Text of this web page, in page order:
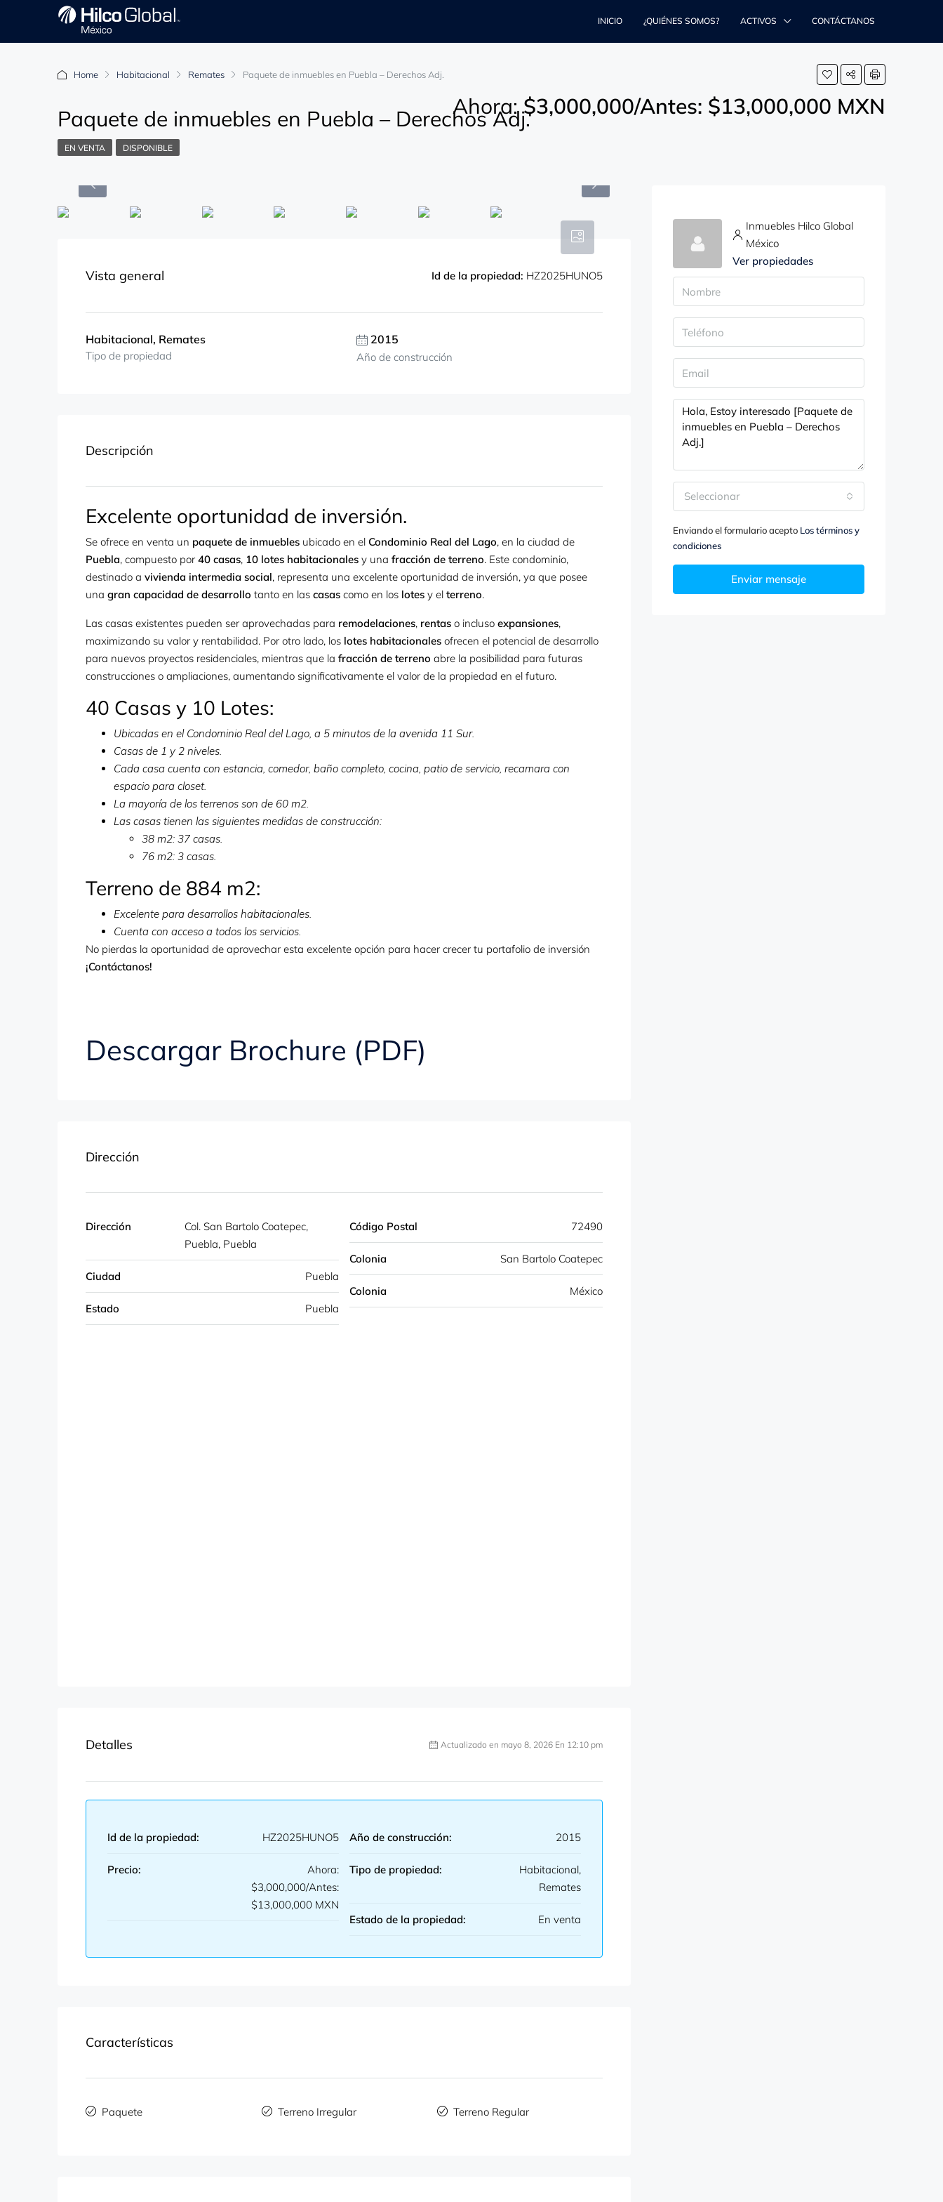
INICIO ¿QUIÉNES SOMOS? ACTIVOS CONTÁCTANOS
Home Habitacional Remates Paquete de inmuebles en Puebla – Derechos Adj.
Paquete de inmuebles en Puebla – Derechos Adj.
Ahora:$3,000,000/Antes: $13,000,000 MXN
EN VENTA DISPONIBLE
Vista general Id de la propiedad: HZ2025HUNO5
Habitacional, Remates
Tipo de propiedad
2015
Año de construcción
Descripción
Excelente oportunidad de inversión.
Se ofrece en venta un paquete de inmuebles ubicado en el Condominio Real del Lago, en la ciudad de
Puebla, compuesto por 40 casas, 10 lotes habitacionales y una fracción de terreno. Este condominio,
destinado a vivienda intermedia social, representa una excelente oportunidad de inversión, ya que posee
una gran capacidad de desarrollo tanto en las casas como en los lotes y el terreno.
Las casas existentes pueden ser aprovechadas para remodelaciones, rentas o incluso expansiones,
maximizando su valor y rentabilidad. Por otro lado, los lotes habitacionales ofrecen el potencial de desarrollo
para nuevos proyectos residenciales, mientras que la fracción de terreno abre la posibilidad para futuras
construcciones o ampliaciones, aumentando significativamente el valor de la propiedad en el futuro.
40 Casas y 10 Lotes:
Ubicadas en el Condominio Real del Lago, a 5 minutos de la avenida 11 Sur.
Casas de 1 y 2 niveles.
Cada casa cuenta con estancia, comedor, baño completo, cocina, patio de servicio, recamara con
espacio para closet.
La mayoría de los terrenos son de 60 m2.
Las casas tienen las siguientes medidas de construcción:
38 m2: 37 casas.
76 m2: 3 casas.
Terreno de 884 m2:
Excelente para desarrollos habitacionales.
Cuenta con acceso a todos los servicios.
No pierdas la oportunidad de aprovechar esta excelente opción para hacer crecer tu portafolio de inversión
¡Contáctanos!
Descargar Brochure (PDF)
Dirección
Dirección
Col. San Bartolo Coatepec,
Puebla, Puebla
Ciudad Puebla
Estado Puebla
Código Postal 72490
Colonia San Bartolo Coatepec
Colonia México
Detalles Actualizado en mayo 8, 2026 En 12:10 pm
Id de la propiedad: HZ2025HUNO5
Precio:
Ahora:
$3,000,000/Antes:
$13,000,000 MXN
Año de construcción: 2015
Tipo de propiedad:
Habitacional,
Remates
Estado de la propiedad: En venta
Características
Paquete Terreno Irregular Terreno Regular
Inmuebles Hilco Global
México
Ver propiedades
Seleccionar
Enviando el formulario acepto Los términos y
condiciones
Enviar mensaje